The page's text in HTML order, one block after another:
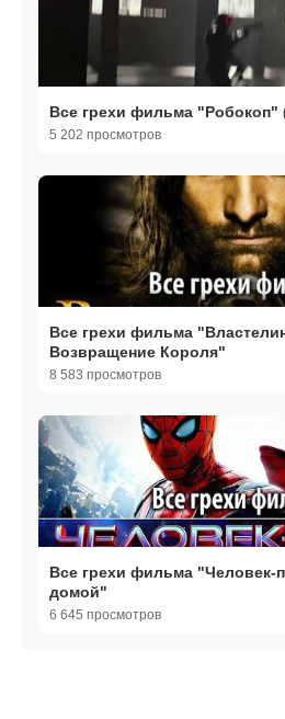
Все грехи фильма "Робокоп"
5 202 просмотров
Все грехи фильма
Возвращение Короля"
8 583 просмотров
Все грехи фильма "Человек-
домой"
6 645 просмотров